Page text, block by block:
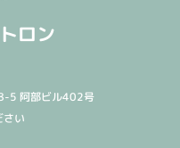
ロン
5 阿部ビル402号
さい